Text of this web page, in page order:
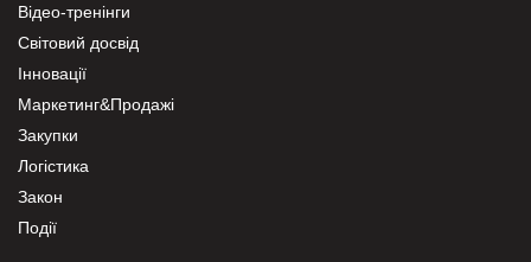
Відео-тренінги
Світовий досвід
Інновації
Маркетинг&Продажі
Закупки
Логістика
Закон
Події